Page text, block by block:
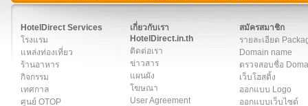
HotelDirect Services
โรงแรม
แหล่งท่องเที่ยว
ร้านอาหาร
กิจกรรม
เทศกาล
ศูนย์ OTOP
เกี่ยวกับเรา
HotelDirect.in.th
ติดต่อเรา
ข่าวสาร
แผนผัง
โฆษณา
User Agreement
สมัครสมาชิก
รายละเอียด
Domain name
ตรวจสอบชื่อ
เว็บโฮสติ้ง
ออกแบบ Logo
ออกแบบเว็บไซต์